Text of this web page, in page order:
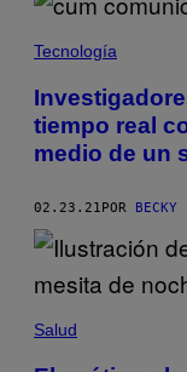
Tecnología
tiempo real
medio de un
02.23.21POR BECKY
Salud